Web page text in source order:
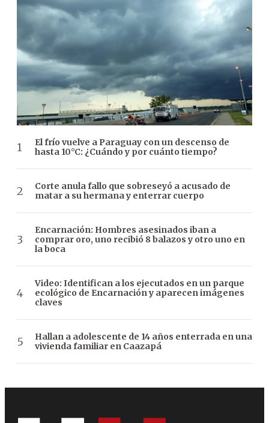
El frío vuelve a Paraguay con un descenso de
hasta 10°C: ¿Cuándo y por cuánto tiempo?
Corte anula fallo que sobreseyó a acusado de
matar a su hermana y enterrar cuerpo
Encarnación: Hombres asesinados iban a
comprar oro, uno recibió 8 balazos y otro uno en
la boca
Video: Identifican a los ejecutados en un parque
ecológico de Encarnación y aparecen imágenes
claves
Hallan a adolescente de 14 años enterrada en una
vivienda familiar en Caazapá